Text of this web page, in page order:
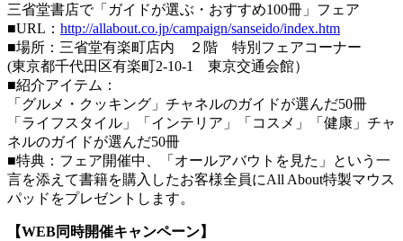
三省堂書店で「ガイドが選ぶ・おすすめ100冊」フェア
■URL： http://allabout.co.jp/campaign/sanseido/index.htm
■場所：三省堂有楽町店内 ２階 特別フェアコーナー
(東京都千代田区有楽町2-10-1 東京交通会館）
■紹介アイテム：
「グルメ・クッキング」チャネルのガイドが選んだ50冊
「ライフスタイル」「インテリア」「コスメ」「健康」チャ
ネルのガイドが選んだ50冊
■特典：フェア開催中、「オールアバウトを見た」という一
言を添えて書籍を購入したお客様全員にAll About特製マウス
パッドをプレゼントします。
【WEB同時開催キャンペーン】